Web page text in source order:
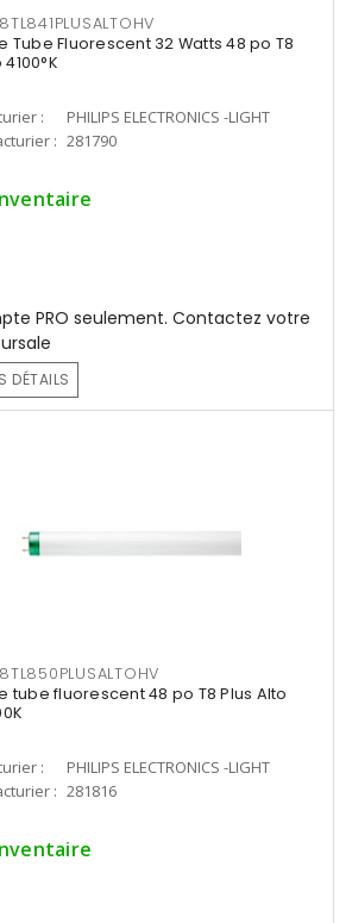
Tube Fluorescent 32 Watts 48 po T8
:
PHILIPS ELECTRONICS -LIGHT
: 281790
PRO seulement. Contactez votre
DÉTAILS
tube fluorescent 48 po T8 Plus Alto
:
PHILIPS ELECTRONICS -LIGHT
: 281816